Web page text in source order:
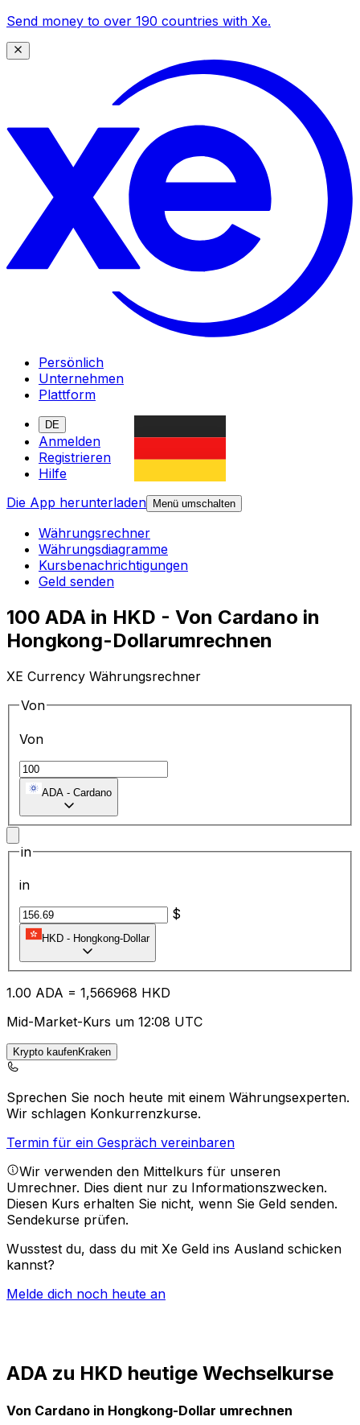
Send money to over 190 countries with Xe.
Persönlich
Unternehmen
Plattform
DE
Anmelden
Registrieren
Hilfe
Die App herunterladen
Menü umschalten
Währungsrechner
Währungsdiagramme
Kursbenachrichtigungen
Geld senden
100 ADA in HKD - Von Cardano in
Hongkong-Dollarumrechnen
XE Currency Währungsrechner
Von
Von
ADA - Cardano
in
in
$
HKD - Hongkong-Dollar
1.00 ADA = 1,566968 HKD
Mid-Market-Kurs um 12:08 UTC
Krypto kaufenKraken
Sprechen Sie noch heute mit einem Währungsexperten.
Wir schlagen Konkurrenzkurse.
Termin für ein Gespräch vereinbaren
Wir verwenden den Mittelkurs für unseren
Umrechner. Dies dient nur zu Informationszwecken.
Diesen Kurs erhalten Sie nicht, wenn Sie Geld senden.
Sendekurse prüfen.
Wusstest du, dass du mit Xe Geld ins Ausland schicken
kannst?
Melde dich noch heute an
ADA zu HKD heutige Wechselkurse
Von Cardano in Hongkong-Dollar umrechnen